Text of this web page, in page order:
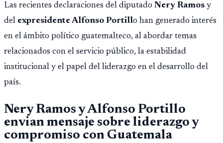
Las recientes declaraciones del diputado Nery Ramos y
del expresidente Alfonso Portillo han generado interés
en el ámbito político guatemalteco, al abordar temas
relacionados con el servicio público, la estabilidad
institucional y el papel del liderazgo en el desarrollo del
país.
Nery Ramos y Alfonso Portillo
envian mensaje sobre liderazgo y
compromiso con Guatemala